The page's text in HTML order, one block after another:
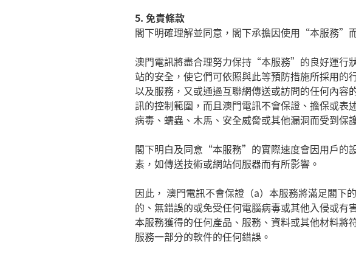
5. 免責條款
閣下明確理解並同意，閣下承擔因使用 “本服務”
澳門電訊將盡合理努力保持 “本服務” 的良好運行
站的安全，使它們可依照與此等預防措施所採用的
以及服務，又或通過互聯網傳送或訪問的任何內
訊的控制範圍，而且澳門電訊不會保證、擔保或表
病毒、蠕蟲、木馬、安全威脅或其他漏洞而受到保
閣下明白及同意 “本服務” 的實際速度會因用戶的
素，如傳送技術或網站伺服器而有所影響。
因此， 澳門電訊不會保證（a）本服務將滿足閣下
的、無錯誤的或免受任何電腦病毒或其他入侵或有
本服務獲得的任何產品、服務、資料或其他材料將
服務一部分的軟件的任何錯誤。